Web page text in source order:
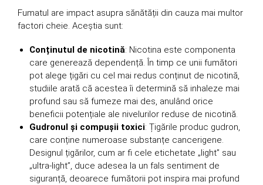
Fumatul are impact asupra sănătății din cauza mai multor
factori cheie. Aceștia sunt:
Conținutul de nicotină: Nicotina este componenta
care generează dependență. În timp ce unii fumători
pot alege țigări cu cel mai redus conținut de nicotină,
studiile arată că acestea îi determină să inhaleze mai
profund sau să fumeze mai des, anulând orice
beneficii potențiale ale nivelurilor reduse de nicotină.
Gudronul și compușii toxici: Țigările produc gudron,
care conține numeroase substanțe cancerigene.
Designul țigărilor, cum ar fi cele etichetate „light” sau
„ultra-light”, duce adesea la un fals sentiment de
siguranță, deoarece fumătorii pot inspira mai profund